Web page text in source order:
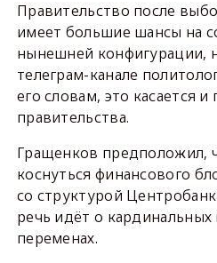
Правительство после
имеет большие шансы на
нынешней конфигурации,
телеграм-канале
его словам, это касается и
правительства.
Гращенков предположил,
коснуться финансового
со структурой
речь идёт о кардинальных
переменах.